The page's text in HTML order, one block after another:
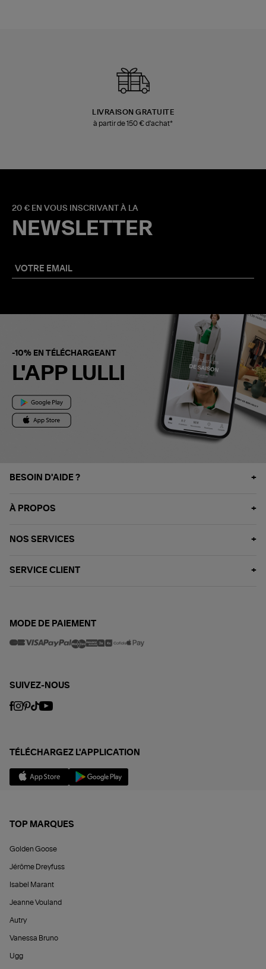
LIVRAISON GRATUITE
à partir de 150 € d'achat*
20 € EN VOUS INSCRIVANT À LA
NEWSLETTER
-10% EN TÉLÉCHARGEANT
L'APP LULLI
BESOIN D'AIDE ?
À PROPOS
NOS SERVICES
SERVICE CLIENT
MODE DE PAIEMENT
SUIVEZ-NOUS
TÉLÉCHARGEZ L'APPLICATION
TOP MARQUES
Golden Goose
Jérôme Dreyfuss
Isabel Marant
Jeanne Vouland
Autry
Vanessa Bruno
Ugg